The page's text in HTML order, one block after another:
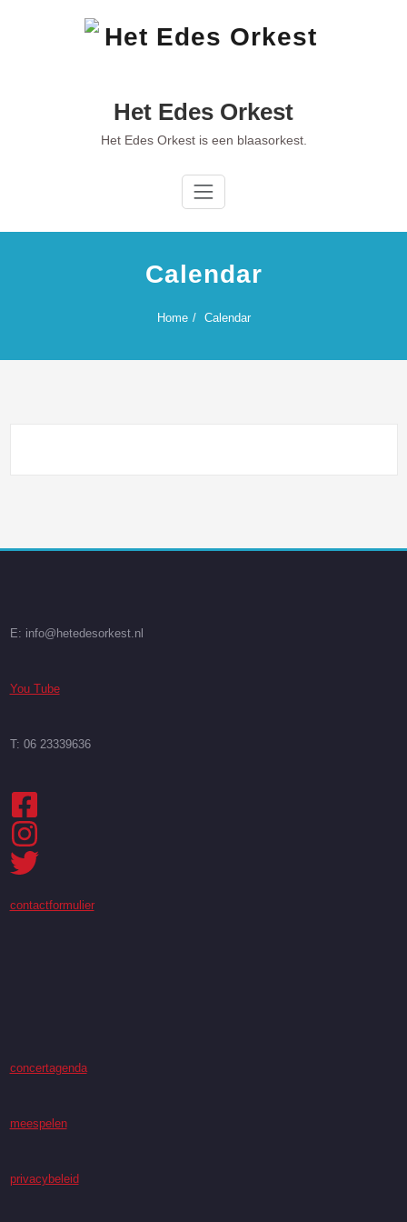
Het Edes Orkest
Het Edes Orkest is een blaasorkest.
Calendar
Home Calendar
E: info@hetedesorkest.nl
You Tube
T: 06 23339636
contactformulier
concertagenda
meespelen
privacybeleid